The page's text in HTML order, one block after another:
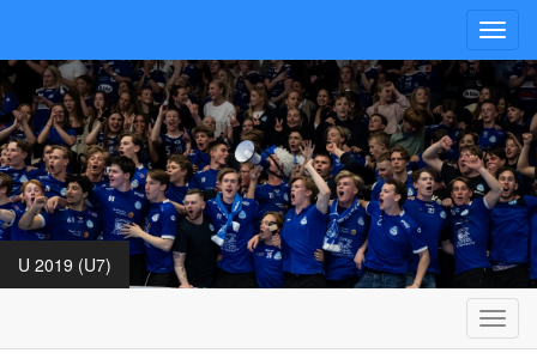
U 2019 (U7)